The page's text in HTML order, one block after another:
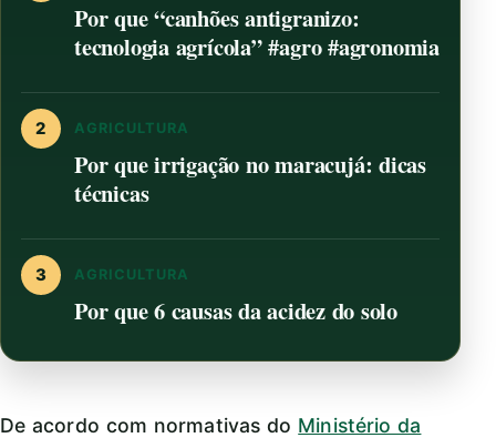
Por que “canhões antigranizo:
tecnologia agrícola” #agro #agronomia
2 AGRICULTURA
Por que irrigação no maracujá: dicas
técnicas
3 AGRICULTURA
Por que 6 causas da acidez do solo
De acordo com normativas do Ministério da